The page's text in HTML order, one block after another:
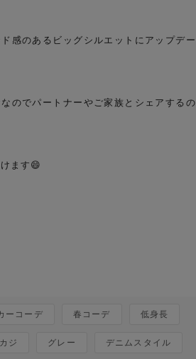
感のあるビッグシルエットにアップデー
のでパートナーやご家族とシェアするの
ます😄
ーコーデ 春コーデ 低身長
ジ グレー デニムスタイル